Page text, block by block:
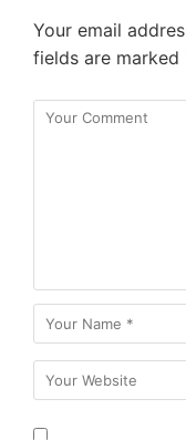
Your email
fields are marked